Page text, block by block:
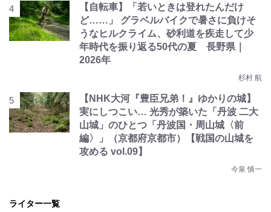
【自転車】「若いときは登れたんだけ
ど……」 グラベルバイクで暑さに負けそ
うなヒルクライム、砂利道を疾走して少
年時代を振り返る50代の夏 長野県｜
2026年
杉村 航
【NHK大河『豊臣兄弟！』ゆかりの城】
実にしつこい… 光秀が築いた「丹波 二大
山城」のひとつ「丹波国・周山城〈前
編〉」（京都府京都市）【戦国の山城を
攻める vol.09】
今泉 慎一
ライター一覧